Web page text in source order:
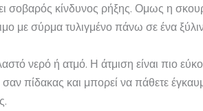
σοβαρός κίνδυνος ρήξης. Ομως η
με σύρμα τυλιγμένο πάνω σε ένα
νερό ή ατμό. Η άτμιση είναι πιο
πίδακας και μπορεί να πάθετε